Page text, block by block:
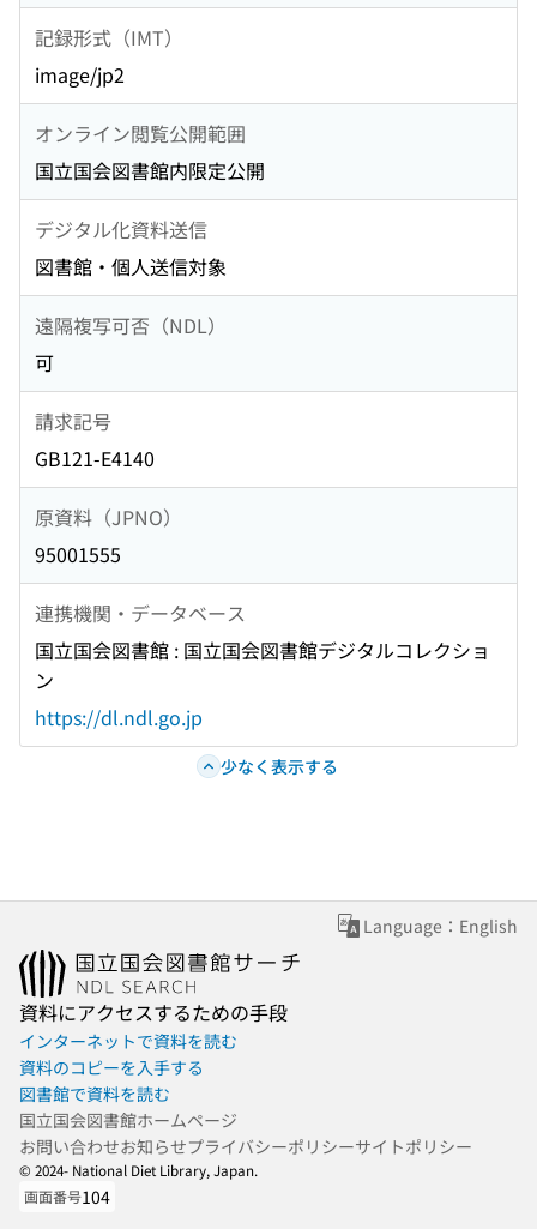
記録形式（IMT）
image/jp2
オンライン閲覧公開範囲
国立国会図書館内限定公開
デジタル化資料送信
図書館・個人送信対象
遠隔複写可否（NDL）
可
請求記号
GB121-E4140
原資料（JPNO）
95001555
連携機関・データベース
国立国会図書館 : 国立国会図書館デジタルコレクショ
ン
https://dl.ndl.go.jp
少なく表示する
Language：English
資料にアクセスするための手段
インターネットで資料を読む
資料のコピーを入手する
図書館で資料を読む
国立国会図書館ホームページ
お問い合わせお知らせプライバシーポリシーサイトポリシー
© 2024- National Diet Library, Japan.
画面番号104